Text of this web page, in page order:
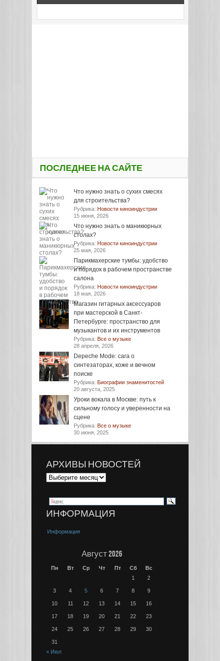
ПОСЛЕДНЕЕ НА САЙТЕ
Что нужно знать о сухих смесях
для строительства?
Рубрика: Новости киноиндустрии
15 июня, 2026
Что нужно знать о маникюрных
столах?
Рубрика: Новости киноиндустрии
25 мая, 2026
Парикмахерские тумбы: удобство
и порядок в рабочем пространстве
салона
Рубрика: Новости киноиндустрии
18 мая, 2026
Магазин гитарных аксессуаров
при мастерской в Санкт-
Петербурге: пространство для
музыкантов и их инструментов
Рубрика: Все о музыке
28 апреля, 2026
Depeche Mode: сага о
синтезаторах, коже и вечном
поиске
Рубрика: Биографии знаменитостей
20 августа, 2025
Уроки вокала в Москве: путь к
сильному голосу и уверенности на
сцене
Рубрика: Все о музыке
30 июня, 2025
АРХИВЫ НОВОСТЕЙ
ИНФОРМАЦИЯ
Информация
Август 2026
Пн Вт Ср Чт Пт Сб
Вс
1
2
3 4 5 6 7 8 9
10 11 12 13 14 15 16
17 18 19 20 21 22 23
24 25 26 27 28 29 30
31
« Июл